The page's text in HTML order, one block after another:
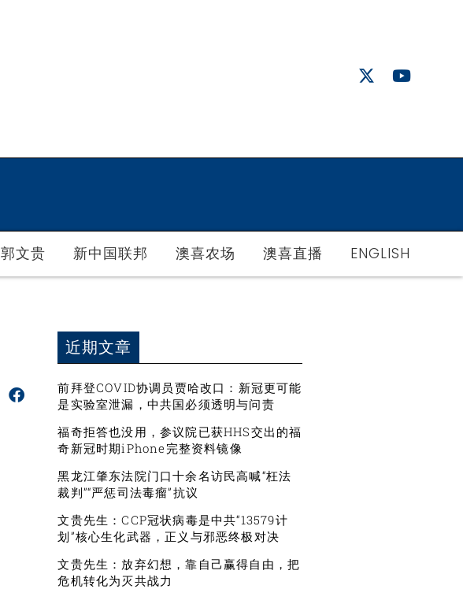
郭文贵 新中国联邦 澳喜农场 澳喜直播 ENGLISH
近期文章
前拜登COVID协调员贾哈改口：新冠更可能
是实验室泄漏，中共国必须透明与问责
福奇拒答也没用，参议院已获HHS交出的福
奇新冠时期iPhone完整资料镜像
黑龙江肇东法院门口十余名访民高喊“枉法
裁判”“严惩司法毒瘤”抗议
文贵先生：CCP冠状病毒是中共“13579计
划”核心生化武器，正义与邪恶终极对决
文贵先生：放弃幻想，靠自己赢得自由，把
危机转化为灭共战力